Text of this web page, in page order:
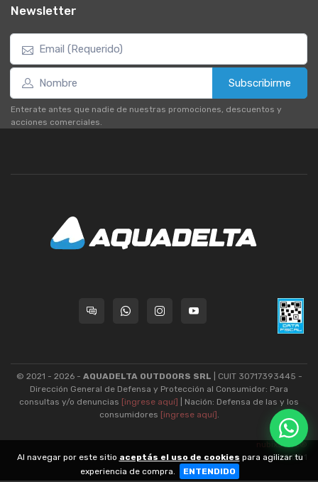
Newsletter
Subscribirme
Enterate antes que nadie de nuestras promociones, descuentos y
acciones comerciales.
© 2021 - 2026 - AQUADELTA OUTDOORS SRL | CUIT 30717393445 -
Dirección General de Defensa y Protección al Consumidor: Para
consultas y/o denuncias [ingrese aquí]
| Nación: Defensa de las y los
consumidores [ingrese aquí] .
nubixstore®
v13.08.1
Al navegar por este sitio aceptás el uso de cookies para agilizar tu
experiencia de compra.
ENTENDIDO